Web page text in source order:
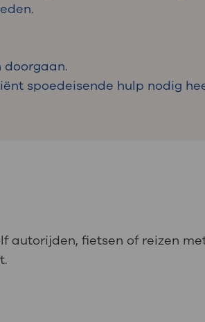
doorgaan.
spoedeisende hulp nodig
autorijden, fietsen of reizen